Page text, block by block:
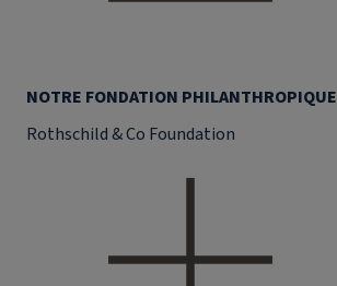
NOTRE FONDATION PHILANTHROPIQUE
Rothschild & Co Foundation